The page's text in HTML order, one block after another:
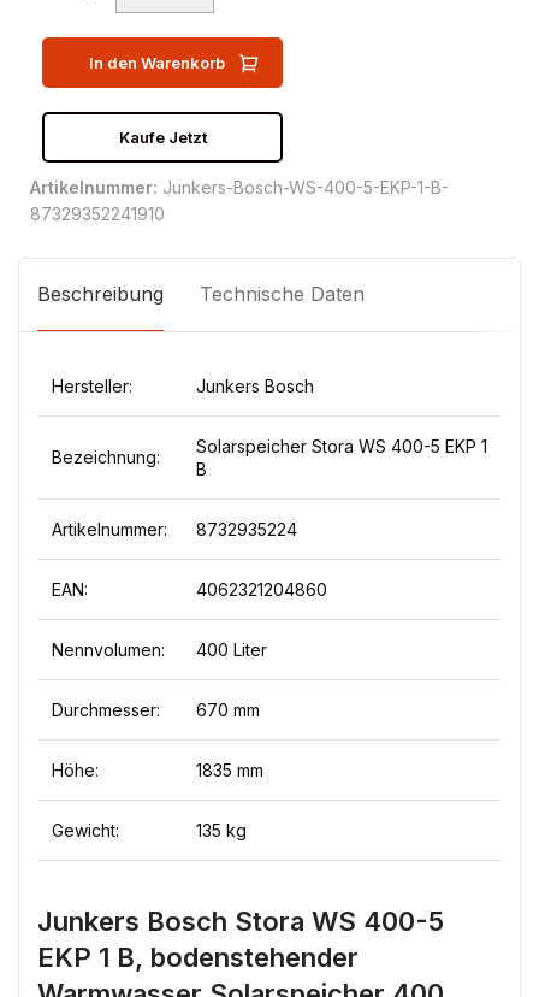
In den Warenkorb
Kaufe Jetzt
Artikelnummer: Junkers-Bosch-WS-400-5-EKP-1-B-
87329352241910
Beschreibung Technische Daten
Hersteller: Junkers Bosch
Bezeichnung:
Solarspeicher Stora WS 400-5 EKP 1
B
Artikelnummer: 8732935224
EAN: 4062321204860
Nennvolumen: 400 Liter
Durchmesser: 670 mm
Höhe: 1835 mm
Gewicht: 135 kg
Junkers Bosch Stora WS 400-5
EKP 1 B, bodenstehender